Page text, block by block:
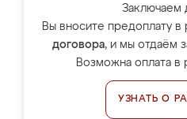
Заключаем
Вы вносите предоплату в
договора, и мы отдаём
Возможна оплата в
УЗНАТЬ О